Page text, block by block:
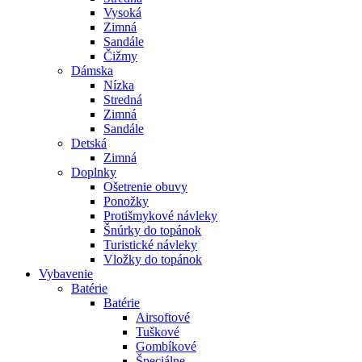
Vysoká
Zimná
Sandále
Čižmy
Dámska
Nízka
Stredná
Zimná
Sandále
Detská
Zimná
Doplnky
Ošetrenie obuvy
Ponožky
Protišmykové návleky
Šnúrky do topánok
Turistické návleky
Vložky do topánok
Vybavenie
Batérie
Batérie
Airsoftové
Tuškové
Gombíkové